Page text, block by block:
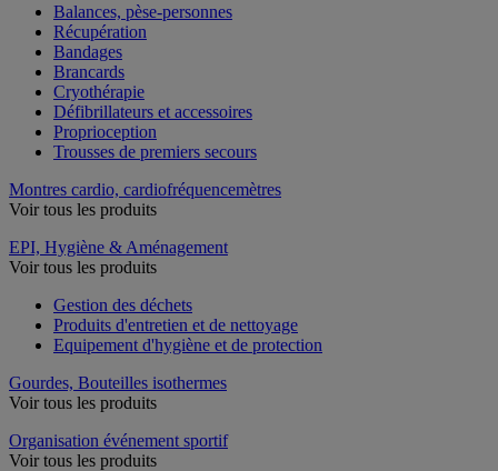
Balances, pèse-personnes
Récupération
Bandages
Brancards
Cryothérapie
Défibrillateurs et accessoires
Proprioception
Trousses de premiers secours
Montres cardio, cardiofréquencemètres
Voir tous les produits
EPI, Hygiène & Aménagement
Voir tous les produits
Gestion des déchets
Produits d'entretien et de nettoyage
Equipement d'hygiène et de protection
Gourdes, Bouteilles isothermes
Voir tous les produits
Organisation événement sportif
Voir tous les produits